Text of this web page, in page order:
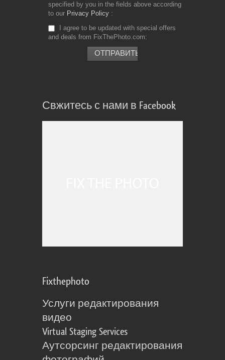
specified by you in the fields above according
to our Privacy Policy
I agree to be updated with special offers
and deals from FixThePhoto.com
Свжитесь с нами в Facebook
Fixthephoto
Услуги редактирования
видео
Virtual Staging Services
Аутсорсинг редактирования